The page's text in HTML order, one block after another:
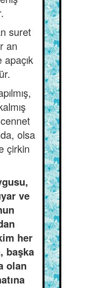
suret
an
olsa
çirkin
ve
her
başka
olan